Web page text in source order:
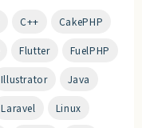
C++ CakePHP
Flutter FuelPHP
Illustrator Java
Laravel Linux